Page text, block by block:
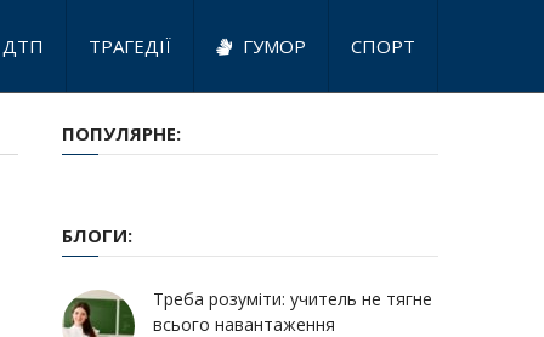
ДТП ТРАГЕДІЇ ГУМОР СПОРТ
ПОПУЛЯРНЕ:
БЛОГИ:
Треба розуміти: учитель не тягне
всього навантаження